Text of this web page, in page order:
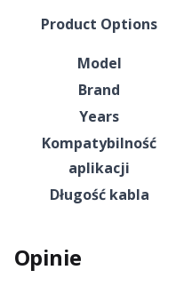
Product Options
Model
Brand
Years
Kompatybilność
aplikacji
Długość kabla
Opinie